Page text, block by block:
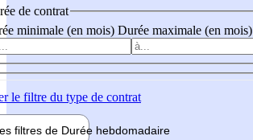
de contrat
minimale (en mois) Durée maximale (en mois)
le filtre du type de contrat
filtres de Durée hebdomadaire